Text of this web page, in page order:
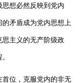
想必然反映到党内
矛盾成为党内思想上
主义的无产阶级政
位，克服党内的非无